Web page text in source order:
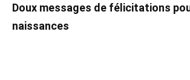
Doux messages de félicitations
naissances